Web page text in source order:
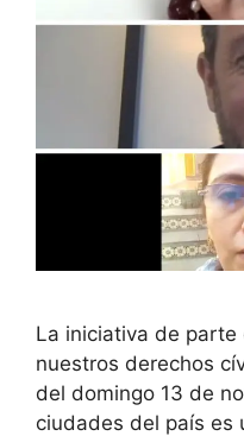
La iniciativa de parte
nuestros derechos
del domingo 13 de
ciudades del país es